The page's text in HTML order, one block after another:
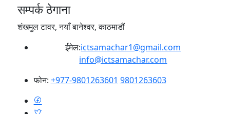
सम्पर्क ठेगाना
शंखमुल टावर, नयाँ बानेश्वर, काठमाडौं
ईमेल:ictsamachar1@gmail.com
info@ictsamachar.com
फोन: +977-9801263601 9801263603